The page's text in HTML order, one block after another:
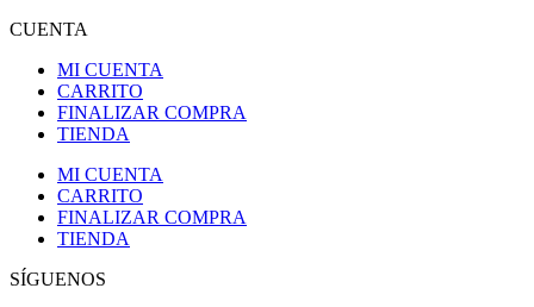
CUENTA
MI CUENTA
CARRITO
FINALIZAR COMPRA
TIENDA
MI CUENTA
CARRITO
FINALIZAR COMPRA
TIENDA
SÍGUENOS